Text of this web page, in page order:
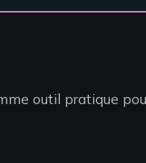
outil pratique